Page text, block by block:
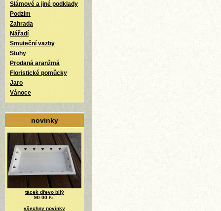
Slámové a jiné podklady
Podzim
Zahrada
Nářadí
Smuteční vazby
Stuhy
Prodaná aranžmá
Floristické pomůcky
Jaro
Vánoce
novinky
tácek dřevo bílý
90.00 Kč
všechny novinky